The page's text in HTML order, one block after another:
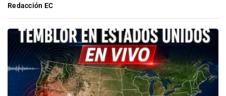
Redacción EC